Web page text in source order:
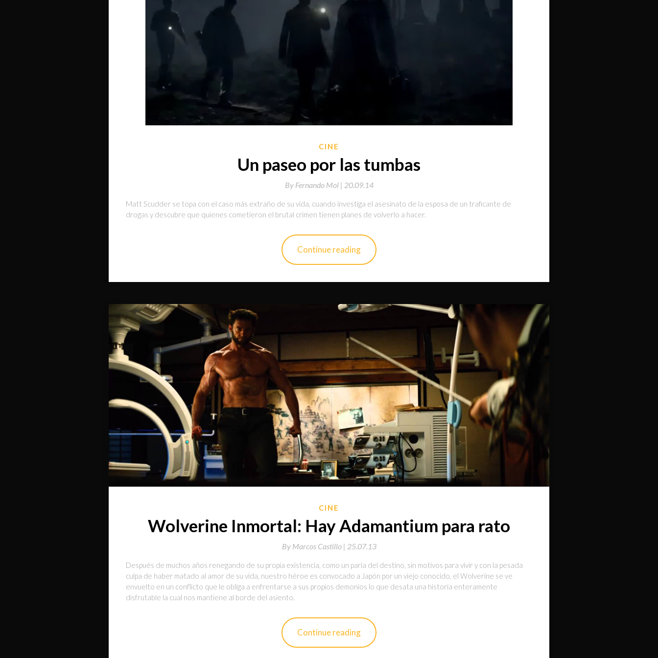
CINE
Un paseo por las tumbas
By Fernando Mol | 20.09.14
Matt Scudder se topa con el caso más extraño de su vida, cuando investiga el asesinato de la esposa de un traficante de
drogas y descubre que quienes cometieron el brutal crimen tienen planes de volverlo a hacer.
Continue reading
CINE
Wolverine Inmortal: Hay Adamantium para rato
By Marcos Castillo | 25.07.13
Después de muchos años renegando de su propia existencia, como un paria del destino, sin motivos para vivir y con la pesada
culpa de haber matado al amor de su vida, nuestro héroe es convocado a Japón por un viejo conocido, el Wolverine se ve
envuelto en un conflicto que le obliga a enfrentarse a sus propios demonios lo que desata una historia enteramente
disfrutable la cual nos mantiene al borde del asiento.
Continue reading